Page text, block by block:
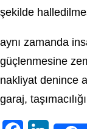
şekilde
aynı zamanda
güçlenmesine
nakliyat denince
garaj,